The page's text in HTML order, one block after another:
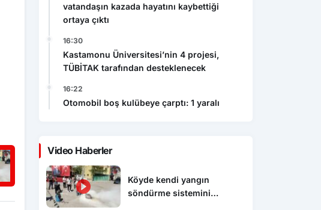
vatandaşın kazada hayatını kaybettiği
ortaya çıktı
16:30
Kastamonu Üniversitesi’nin 4 projesi,
TÜBİTAK tarafından desteklenecek
16:22
Otomobil boş kulübeye çarptı: 1 yaralı
Video Haberler
Köyde kendi yangın
söndürme sistemini